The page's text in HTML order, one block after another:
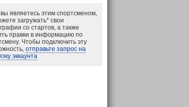
являетесь этим спортсменом,
загружать*свои
со стартов, а также
правки в информацию по
Чтобы подключить эту
отправьте запрос на
эккаунта